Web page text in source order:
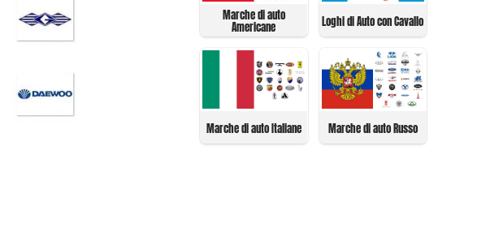
Marche di auto
Americane Loghi di Auto con Cavallo
Marche di auto Italiane Marche di auto Russo